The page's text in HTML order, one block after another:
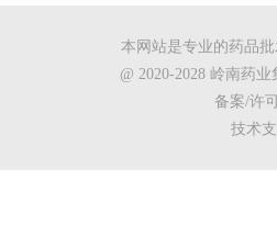
本网站是专业的药品
@ 2020-2028 岭南药
备案/许
技术